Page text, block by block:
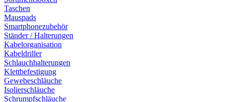
Taschen
Mauspads
Smartphonezubehör
Ständer / Halterungen
Kabelorganisation
Kabeldriller
Schlauchhalterungen
Klettbefestigung
Gewebeschläuche
Isolierschläuche
Schrumpfschläuche